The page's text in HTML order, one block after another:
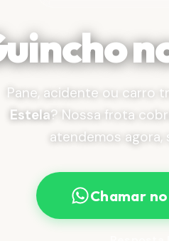
Pane, acidente ou carro
Estela? Nossa frota
atendemos agora,
Chamar